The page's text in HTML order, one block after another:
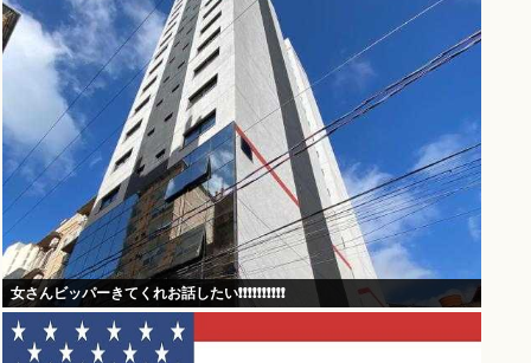
女さんビッパーきてくれお話したい❗❗❗❗❗❗❗❗❗❗